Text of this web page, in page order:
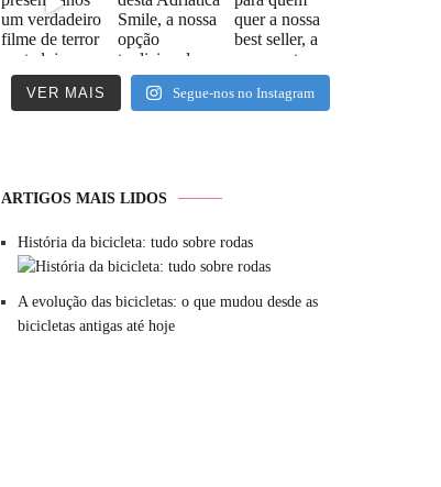
VER MAIS Segue-nos no Instagram
ARTIGOS MAIS LIDOS
História da bicicleta: tudo sobre rodas
A evolução das bicicletas: o que mudou desde as
bicicletas antigas até hoje